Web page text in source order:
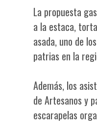
La propuesta
a la estaca,
asada, uno de
patrias en la
Además, los
de Artesanos y
escarapelas